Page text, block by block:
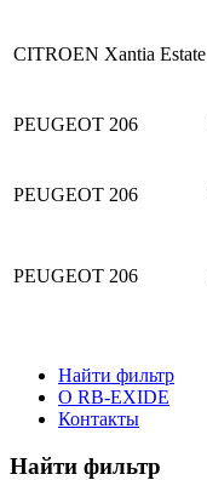
CITROEN Xantia Estate
PEUGEOT 206
PEUGEOT 206
PEUGEOT 206
Найти фильтр
О RB-EXIDE
Контакты
Найти фильтр